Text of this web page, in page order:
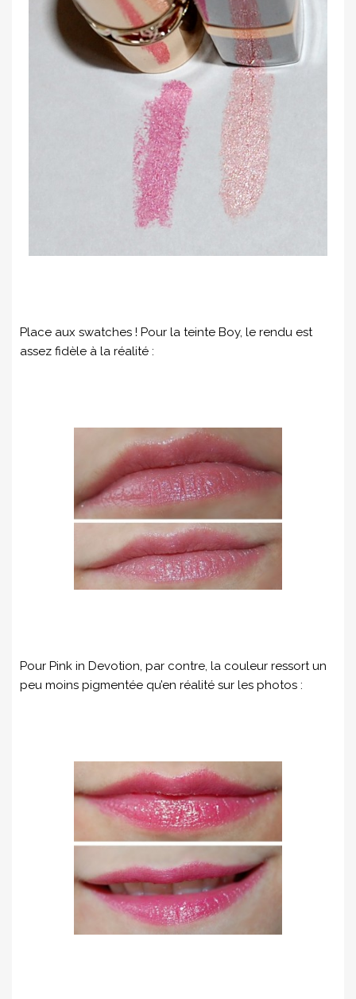
Place aux swatches ! Pour la teinte Boy, le rendu est
assez fidèle à la réalité :
Pour Pink in Devotion, par contre, la couleur ressort un
peu moins pigmentée qu’en réalité sur les photos :